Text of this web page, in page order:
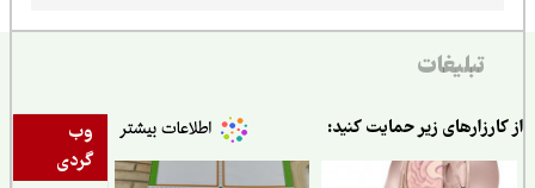
تبلیغات
وب
گردی
زیر حمایت کنید: